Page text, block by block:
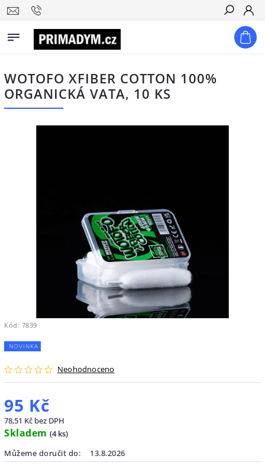
Hledat
WOTOFO XFIBER COTTON 100%
ORGANICKÁ VATA, 10 KS
Kód: 7839
NOVINKA
Neohodnoceno
95 Kč
78,51 Kč bez DPH
Skladem (4 ks)
Můžeme doručit do:
13.8.2026